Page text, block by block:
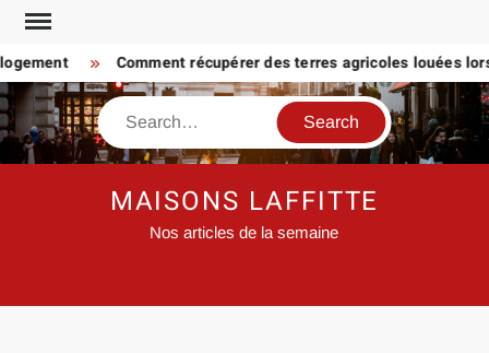
Skip
content
Comment récupérer des terres agricoles louées
Search
MAISONS LAFFITTE
Nos articles de la semaine